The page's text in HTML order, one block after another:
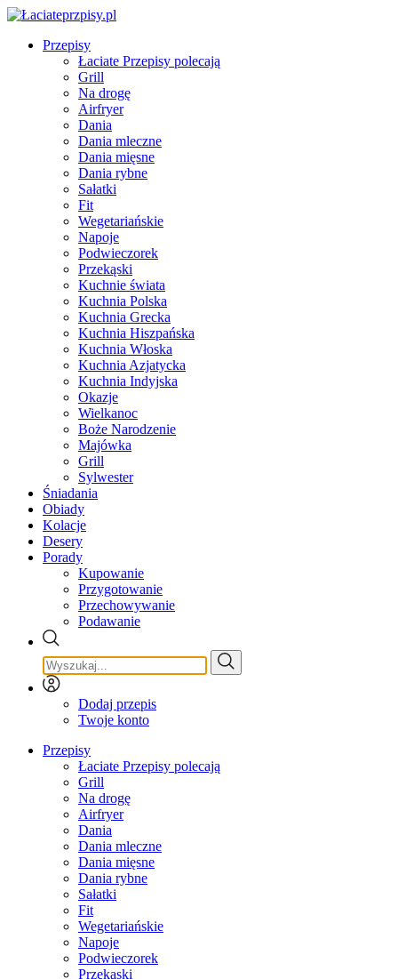
Przepisy
Łaciate Przepisy polecają
Grill
Na drogę
Airfryer
Dania
Dania mleczne
Dania mięsne
Dania rybne
Sałatki
Fit
Wegetariańskie
Napoje
Podwieczorek
Przekąski
Kuchnie świata
Kuchnia Polska
Kuchnia Grecka
Kuchnia Hiszpańska
Kuchnia Włoska
Kuchnia Azjatycka
Kuchnia Indyjska
Okazje
Wielkanoc
Boże Narodzenie
Majówka
Grill
Sylwester
Śniadania
Obiady
Kolacje
Desery
Porady
Kupowanie
Przygotowanie
Przechowywanie
Podawanie
Dodaj przepis
Twoje konto
Przepisy
Łaciate Przepisy polecają
Grill
Na drogę
Airfryer
Dania
Dania mleczne
Dania mięsne
Dania rybne
Sałatki
Fit
Wegetariańskie
Napoje
Podwieczorek
Przekąski